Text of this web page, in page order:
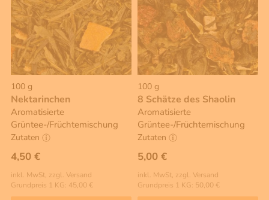
100 g
Nektarinchen
Aromatisierte
Grüntee-/Früchtemischung
Zutaten
4,50 €
inkl. MwSt, zzgl. Versand
Grundpreis 1 KG: 45,00 €
100 g
8 Schätze des Shaolin
Aromatisierte
Grüntee-/Früchtemischung
Zutaten
5,00 €
inkl. MwSt, zzgl. Versand
Grundpreis 1 KG: 50,00 €